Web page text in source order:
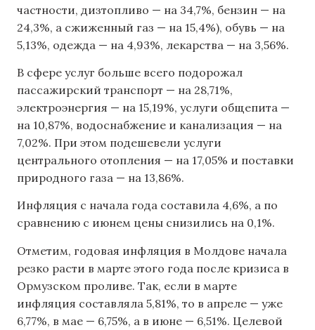
частности, дизтопливо — на 34,7%, бензин — на
24,3%, а сжиженный газ — на 15,4%), обувь — на
5,13%, одежда — на 4,93%, лекарства — на 3,56%.
В сфере услуг больше всего подорожал
пассажирский транспорт — на 28,71%,
электроэнергия — на 15,19%, услуги общепита —
на 10,87%, водоснабжение и канализация — на
7,02%. При этом подешевели услуги
центрального отопления — на 17,05% и поставки
природного газа — на 13,86%.
Инфляция с начала года составила 4,6%, а по
сравнению с июнем цены снизились на 0,1%.
Отметим, годовая инфляция в Молдове начала
резко расти в марте этого года после кризиса в
Ормузском проливе. Так, если в марте
инфляция составляла 5,81%, то в апреле — уже
6,77%, в мае — 6,75%, а в июне — 6,51%. Целевой